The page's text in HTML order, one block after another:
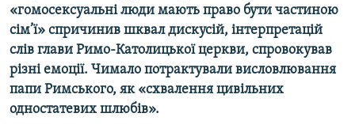
ДОЛУЧАЙСЯ!
Усі сайти RFE/RL
«гомосексуальні люди мають право бути частиною
сім’ї» спричинив шквал дискусій, інтерпретацій
слів глави Римо-Католицької церкви, спровокував
різні емоції. Чимало потрактували висловлювання
папи Римського, як «схвалення цивільних
одностатевих шлюбів».